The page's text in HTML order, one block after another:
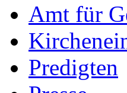
Amt für
Predigten